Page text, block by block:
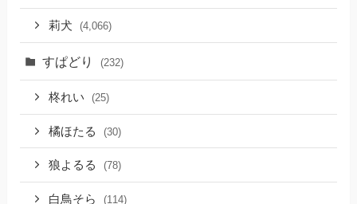
莉犬 (4,066)
すぱどり (232)
柊れい (25)
橘ほたる (30)
狼よるる (78)
白鳥そら (114)